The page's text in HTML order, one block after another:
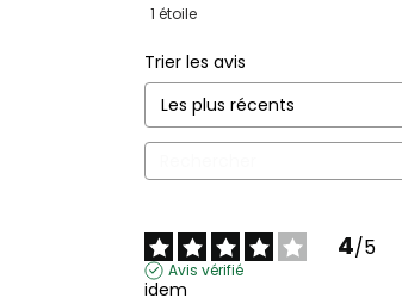
1 étoile
Trier les avis
4/5
Avis vérifié
idem